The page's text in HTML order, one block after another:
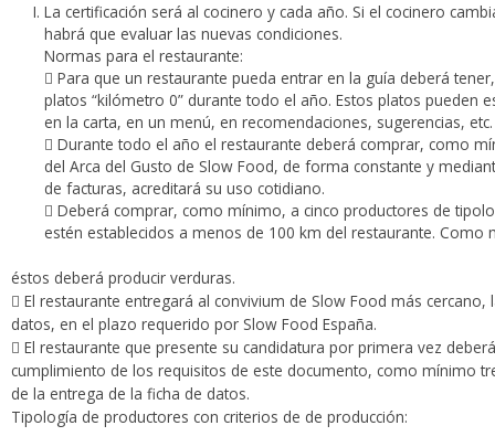
La certificación será al cocinero y cada año. Si el cocinero
habrá que evaluar las nuevas condiciones.
Normas para el restaurante:
 Para que un restaurante pueda entrar en la guía deberá
platos “kilómetro 0” durante todo el año. Estos platos pueden
en la carta, en un menú, en recomendaciones, sugerencias, etc.
 Durante todo el año el restaurante deberá comprar, como
del Arca del Gusto de Slow Food, de forma constante y
de facturas, acreditará su uso cotidiano.
 Deberá comprar, como mínimo, a cinco productores de
estén establecidos a menos de 100 km del restaurante. Como
éstos deberá producir verduras.
 El restaurante entregará al convivium de Slow Food más cercano,
datos, en el plazo requerido por Slow Food España.
 El restaurante que presente su candidatura por primera vez
cumplimiento de los requisitos de este documento, como mínimo
de la entrega de la ficha de datos.
Tipología de productores con criterios de de producción: